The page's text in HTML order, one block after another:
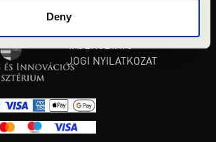
DenyKÖZÉRDEKŰ ADATOK
JOGI NYILATKOZAT